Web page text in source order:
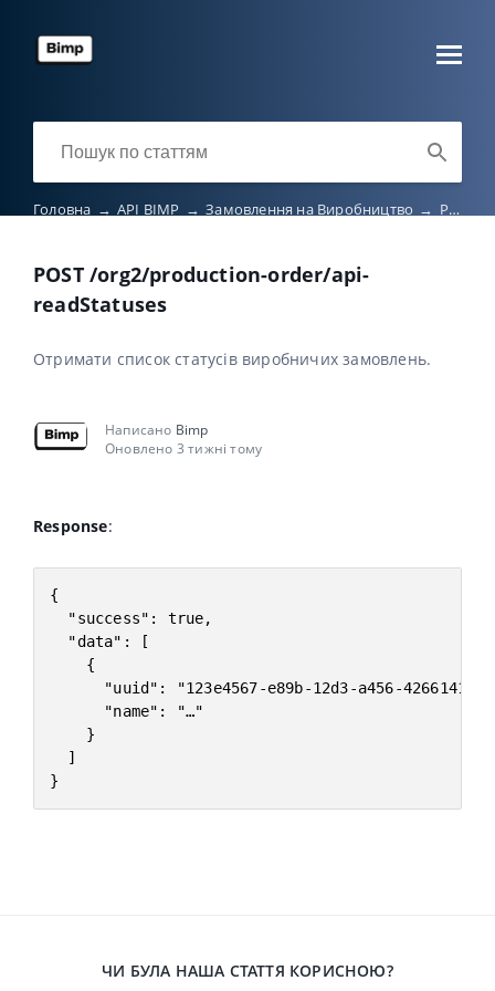
Головна → API BIMP → Замовлення на Виробництво → POST /org2/production-order/api-readStatuses
POST /org2/production-order/api-
readStatuses
Отримати список статусів виробничих замовлень.
Написано Bimp
Оновлено 3 тижні тому
Response:
{
  "success": true,
  "data": [
    {
"uuid": "123e4567-e89b-12d3-a456-
      "name": "…"
    }
  ]
}
ЧИ БУЛА НАША СТАТТЯ КОРИСНОЮ?